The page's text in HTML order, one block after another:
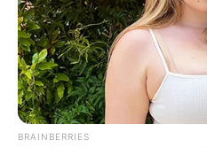
BRAINBERRIES